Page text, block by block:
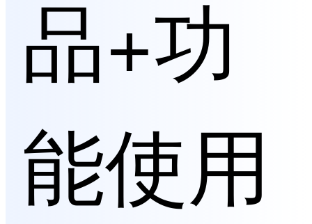
品+功
能使用